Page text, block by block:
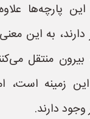
پارچه‌ها
به این
زمینه است،
وجود دارند.